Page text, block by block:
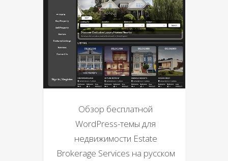
Обзор бесплатной
WordPress-темы для
недвижимости Estate
Brokerage Services на русском